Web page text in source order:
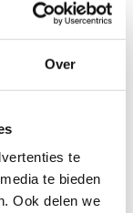
Over
te
te bieden
Ook delen we